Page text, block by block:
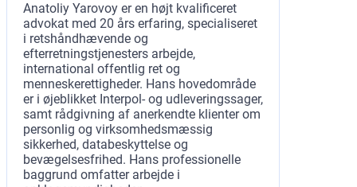
Anatoliy Yarovoy er en højt kvalificeret
advokat med 20 års erfaring, specialiseret
i retshåndhævende og
efterretningstjenesters arbejde,
international offentlig ret og
menneskerettigheder. Hans hovedområde
er i øjeblikket Interpol- og udleveringssager,
samt rådgivning af anerkendte klienter om
personlig og virksomhedsmæssig
sikkerhed, databeskyttelse og
bevægelsesfrihed. Hans professionelle
baggrund omfatter arbejde i